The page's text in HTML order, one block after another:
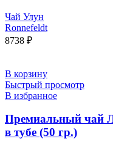
Чай Улун
Ronnefeldt
8738 ₽
В корзину
Быстрый просмотр
В избранное
Премиальный чай
в тубе (50 гр.)